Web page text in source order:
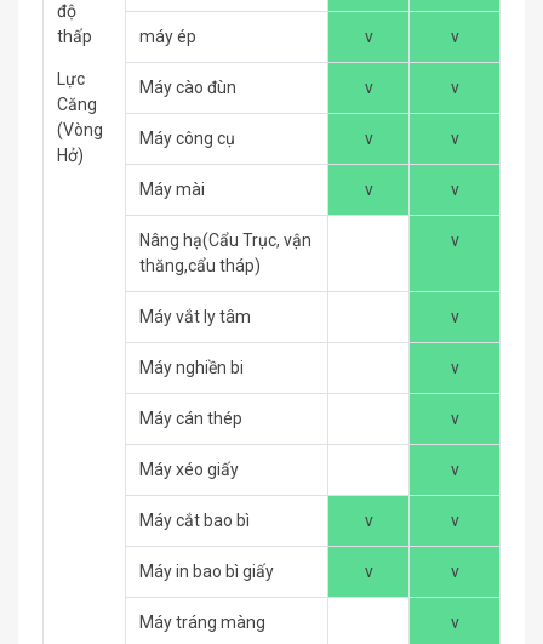
độ
thấp
Lực
Căng
(Vòng
Hở)
máy ép v v
Máy cào đùn v v
Máy công cụ v v
Máy mài v v
Nâng hạ(Cẩu Trục, vận
thăng,cẩu tháp)
v
Máy vắt ly tâm v
Máy nghiền bi v
Máy cán thép v
Máy xéo giấy v
Máy cắt bao bì v v
Máy in bao bì giấy v v
Máy tráng màng v